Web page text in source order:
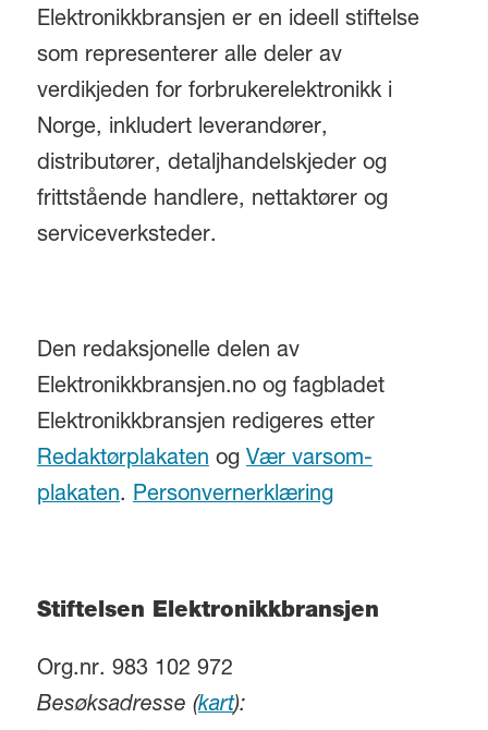
Elektronikkbransjen er en ideell stiftelse
som representerer alle deler av
verdikjeden for forbrukerelektronikk i
Norge, inkludert leverandører,
distributører, detaljhandelskjeder og
frittstående handlere, nettaktører og
serviceverksteder.
Den redaksjonelle delen av
Elektronikkbransjen.no og fagbladet
Elektronikkbransjen redigeres etter
Redaktørplakatenog Vær varsom-
plakaten. Personvernerklæring
Stiftelsen Elektronikkbransjen
Org.nr. 983 102 972
Besøksadresse (kart):